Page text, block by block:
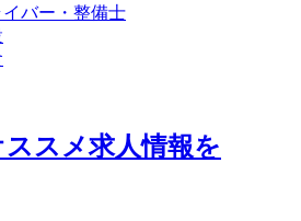
バー・整備士
スメ求人情報を